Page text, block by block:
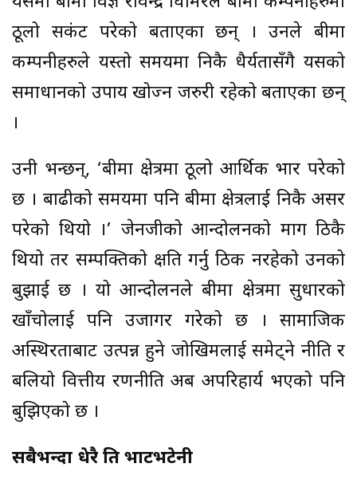
ठूलो सकंट परेको बताएका छन् । उनले बीमा
कम्पनीहरुले यस्तो समयमा निकै धैर्यतासँगै यसको
समाधानको उपाय खोज्न जरुरी रहेको बताएका छन्
।
उनी भन्छन्, ‘बीमा क्षेत्रमा ठूलो आर्थिक भार परेको
छ । बाढीको समयमा पनि बीमा क्षेत्रलाई निकै असर
परेको थियो ।’ जेनजीको आन्दोलनको माग ठिकै
थियो तर सम्पक्तिको क्षति गर्नु ठिक नरहेको उनको
बुझाई छ । यो आन्दोलनले बीमा क्षेत्रमा सुधारको
खाँचोलाई पनि उजागर गरेको छ । सामाजिक
अस्थिरताबाट उत्पन्न हुने जोखिमलाई समेट्ने नीति र
बलियो वित्तीय रणनीति अब अपरिहार्य भएको पनि
बुझिएको छ ।
सबैभन्दा धेरै क्षति भाटभटेनी